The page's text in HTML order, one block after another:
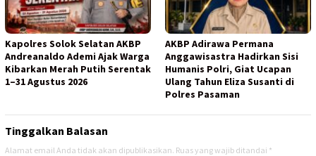
Kapolres Solok Selatan AKBP
Andreanaldo Ademi Ajak Warga
Kibarkan Merah Putih Serentak
1–31 Agustus 2026
AKBP Adirawa Permana
Anggawisastra Hadirkan Sisi
Humanis Polri, Giat Ucapan
Ulang Tahun Eliza Susanti di
Polres Pasaman
Tinggalkan Balasan
Alamat email Anda tidak akan dipublikasikan. Ruas yang wajib ditandai *